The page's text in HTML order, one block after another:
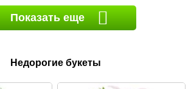
Показать еще
Недорогие букеты